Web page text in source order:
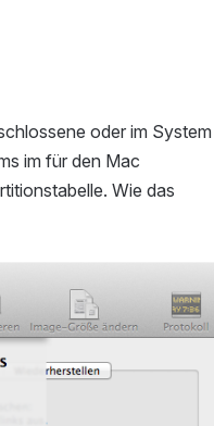
oder im System
im für den Mac
Wie das